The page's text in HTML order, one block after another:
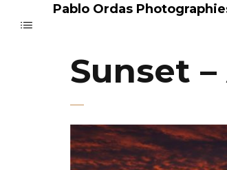
Pablo Ordas
Sunset